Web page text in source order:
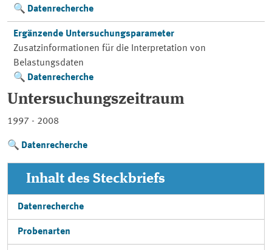
Datenrecherche
Ergänzende Untersuchungsparameter
Zusatzinformationen für die Interpretation von
Belastungsdaten
Datenrecherche
Untersuchungszeitraum
1997 - 2008
Datenrecherche
Inhalt des Steckbriefs
Datenrecherche
Probenarten